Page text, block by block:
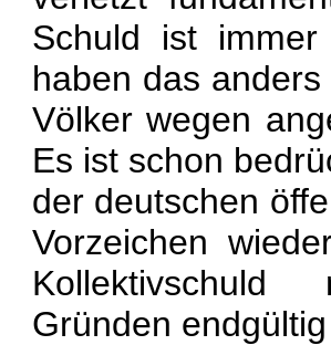
Schuld ist
haben das
Völker wegen
Es ist schon
der deutschen
Vorzeichen
Gründen